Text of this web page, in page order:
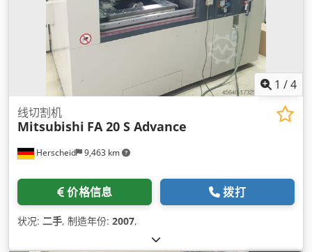
1 /4
Herscheid 9,463 km
线切割机
Mitsubishi FA 20 S Advance
价格信息 拨打
状况: 二手, 制造年份: 2007,